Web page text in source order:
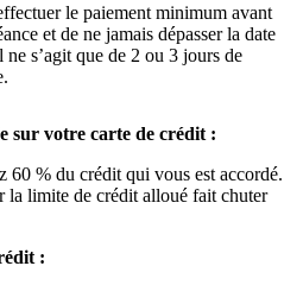
le paiement minimum avant
et de ne jamais dépasser la date
s’agit que de 2 ou 3 jours de
sur votre carte de crédit :
60 % du crédit qui vous est accordé.
la limite de crédit alloué fait chuter
: